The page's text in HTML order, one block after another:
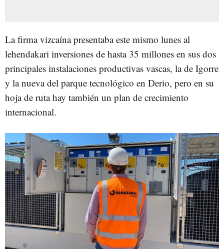
La firma vizcaína presentaba este mismo lunes al
lehendakari inversiones de hasta 35 millones en sus dos
principales instalaciones productivas vascas, la de Igorre
y la nueva del parque tecnológico en Derio, pero en su
hoja de ruta hay también un plan de crecimiento
internacional.